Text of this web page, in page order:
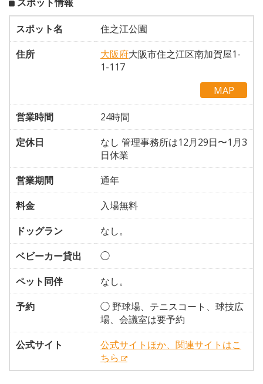
スポット名
住之江公園
住所
大阪府大阪市住之江区南加賀屋1-
1-117
MAP
営業時間
24時間
定休日
なし 管理事務所は12月29日〜1月3
日休業
営業期間
通年
料金
入場無料
ドッグラン
なし。
ベビーカー貸出
◯
ペット同伴
なし。
予約
◯ 野球場、テニスコート、球技広
場、会議室は要予約
公式サイト
公式サイトほか、関連サイトはこ
ちら